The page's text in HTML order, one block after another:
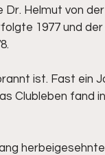
Helmut von
1977 und
ist. Fast ein
Clubleben fand